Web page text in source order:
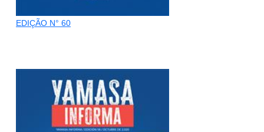
EDIÇÃO N° 60